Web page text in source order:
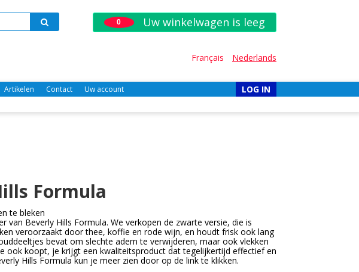
0 Uw winkelwagen is leeg
Français Nederlands
Artikelen Contact Uw account LOG IN
Formula
te bleken
Beverly Hills Formula. We verkopen de zwarte versie, die is
veroorzaakt door thee, koffie en rode wijn, en houdt frisk ook lang
bevat om slechte adem te verwijderen, maar ook vlekken
ook koopt, je krijgt een kwaliteitsproduct dat tegelijkertijd effectief en
Hills Formula kun je meer zien door op de link te klikken.